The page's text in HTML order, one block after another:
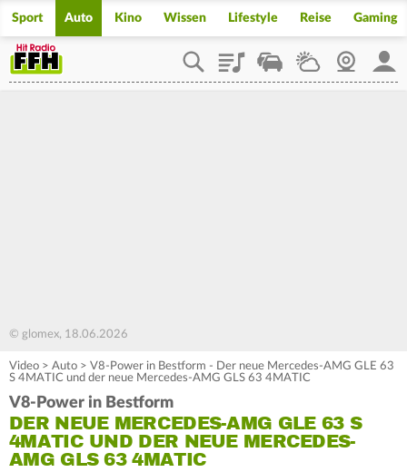
Sport Auto Kino Wissen Lifestyle Reise Gaming
PlaylistStaupilotWetterWebcam
© glomex, 18.06.2026
Video > Auto > V8-Power in Bestform - Der neue Mercedes-AMG GLE 63
S 4MATIC und der neue Mercedes-AMG GLS 63 4MATIC
V8-Power in Bestform
DER NEUE MERCEDES-AMG GLE 63 S
4MATIC UND DER NEUE MERCEDES-
AMG GLS 63 4MATIC